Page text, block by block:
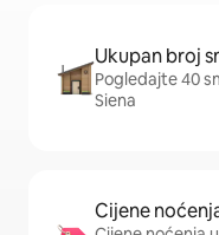
Ukupan broj
Pogledajte 40
Siena
Cijene